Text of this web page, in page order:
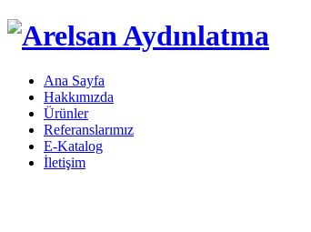
Ana Sayfa
Hakkımızda
Ürünler
Referanslarımız
E-Katalog
İletişim